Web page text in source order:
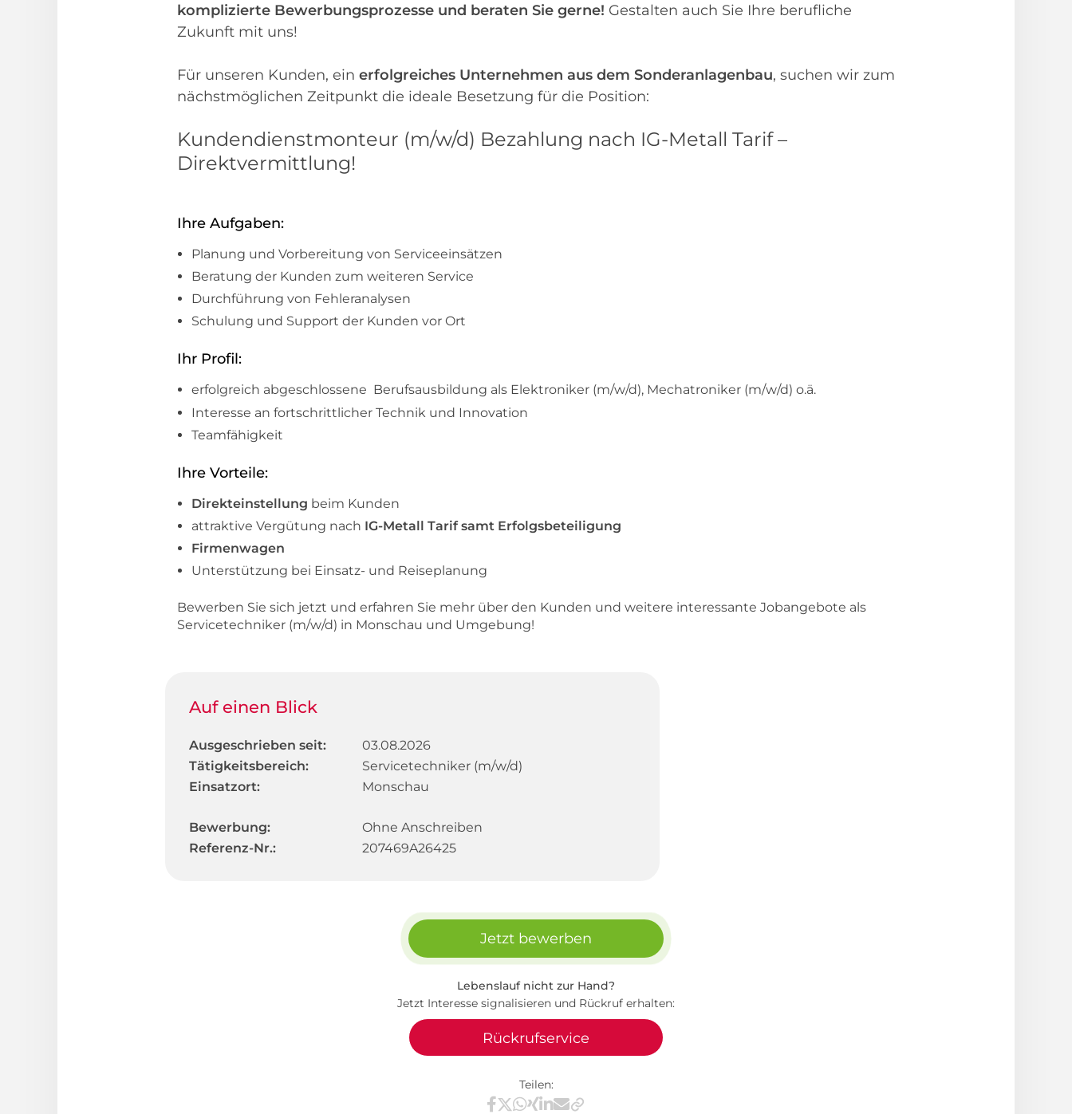
komplizierte Bewerbungsprozesse und beraten Sie gerne! Gestalten auch Sie Ihre berufliche
Zukunft mit uns!
Für unseren Kunden, ein erfolgreiches Unternehmen aus dem Sonderanlagenbau, suchen wir zum
nächstmöglichen Zeitpunkt die ideale Besetzung für die Position:
Kundendienstmonteur (m/w/d) Bezahlung nach IG-Metall Tarif –
Direktvermittlung!
Ihre Aufgaben:
Planung und Vorbereitung von Serviceeinsätzen
Beratung der Kunden zum weiteren Service
Durchführung von Fehleranalysen
Schulung und Support der Kunden vor Ort
Ihr Profil:
erfolgreich abgeschlossene Berufsausbildung als Elektroniker (m/w/d), Mechatroniker (m/w/d) o.ä.
Interesse an fortschrittlicher Technik und Innovation
Teamfähigkeit
Ihre Vorteile:
Direkteinstellung beim Kunden
attraktive Vergütung nach IG-Metall Tarif samt Erfolgsbeteiligung
Firmenwagen
Unterstützung bei Einsatz- und Reiseplanung
Bewerben Sie sich jetzt und erfahren Sie mehr über den Kunden und weitere interessante Jobangebote als
Servicetechniker (m/w/d) in Monschau und Umgebung!
Auf einen Blick
Ausgeschrieben seit:
03.08.2026
Tätigkeitsbereich:
Servicetechniker (m/w/d)
Einsatzort:
Monschau
Bewerbung:
Ohne Anschreiben
Referenz-Nr.:
207469A26425
Jetzt bewerben
Lebenslauf nicht zur Hand?
Jetzt Interesse signalisieren und Rückruf erhalten:
Rückrufservice
Teilen:
Teilen via Facebook
Teilen via X / Twitter
Teilen via WhatsApp
Teilen via Xing
Teilen via LinkedIn
Teilen via E-Mail